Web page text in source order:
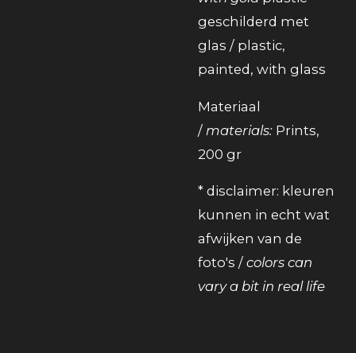
geschilderd met
glas / plastic,
painted, with glass
Materiaal
/ materials: Prints,
200 gr
* disclaimer: kleuren
kunnen in echt wat
afwijken van de
foto's / colors can
vary a bit in real life